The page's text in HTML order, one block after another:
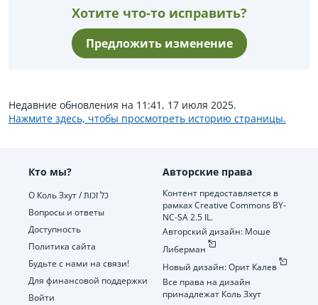
Хотите что-то исправить?
Предложить изменение
Недавние обновления на 11:41, 17 июля 2025.
Нажмите здесь, чтобы просмотреть историю страницы.
Кто мы?
О Коль Зхут / כל זכות
Вопросы и ответы
Доступность
Политика сайта
Будьте с нами на связи!
Для финансовой поддержки
Войти
Авторские права
Контент предоставляется в
рамках Creative Commons BY-
NC-SA 2.5 IL.
Авторский дизайн: Моше
Либерман
Новый дизайн: Орит Калев
Все права на дизайн
принадлежат Коль Зхут